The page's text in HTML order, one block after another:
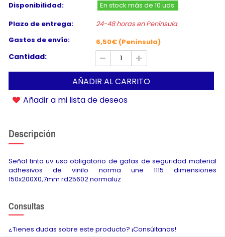
Disponibilidad:
En stock más de 10 uds.
Plazo de entrega:
24-48 horas en Península
Gastos de envío:
6,50€ (Península)
Cantidad:
AÑADIR AL CARRITO
Añadir a mi lista de deseos
Descripción
Señal tinta uv uso obligatorio de gafas de seguridad material
adhesivos de vinilo norma une 1115 dimensiones
150x200X0,7mm rd25602 normaluz
Consultas
¿Tienes dudas sobre este producto? ¡Consúltanos!